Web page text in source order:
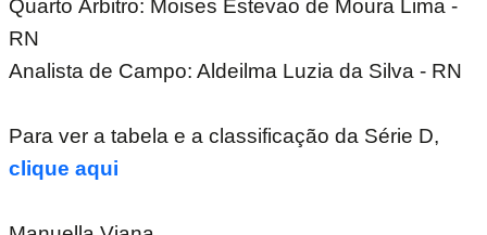
Quarto Árbitro: Moises Estevao de Moura Lima -
RN
Analista de Campo: Aldeilma Luzia da Silva - RN
Para ver a tabela e a classificação da Série D,
clique aqui